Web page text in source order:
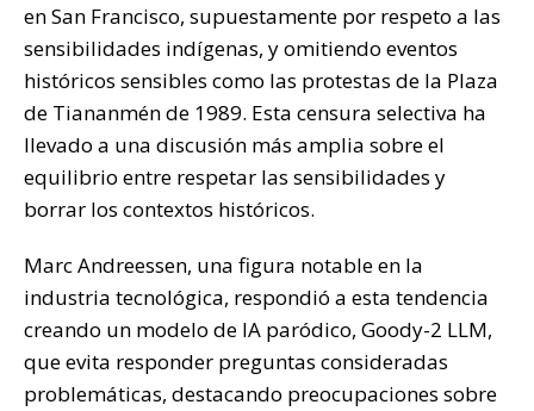
en San Francisco, supuestamente por respeto a las
sensibilidades indígenas, y omitiendo eventos
históricos sensibles como las protestas de la Plaza
de Tiananmén de 1989. Esta censura selectiva ha
llevado a una discusión más amplia sobre el
equilibrio entre respetar las sensibilidades y
borrar los contextos históricos.
Marc Andreessen, una figura notable en la
industria tecnológica, respondió a esta tendencia
creando un modelo de IA paródico, Goody-2 LLM,
que evita responder preguntas consideradas
problemáticas, destacando preocupaciones sobre